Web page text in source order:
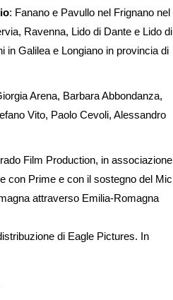
: Fanano e Pavullo nel Frignano nel
Ravenna, Lido di Dante e Lido di
in Galilea e Longiano in provincia di
Arena, Barbara Abbondanza,
Vito, Paolo Cevoli, Alessandro
Film Production, in associazione
con Prime e con il sostegno del Mic
attraverso Emilia-Romagna
di Eagle Pictures. In